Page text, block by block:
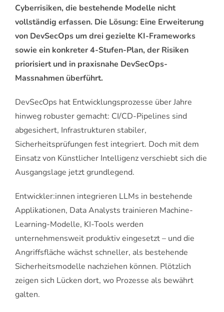
Cyberrisiken, die bestehende Modelle nicht
vollständig erfassen. Die Lösung: Eine Erweiterung
von DevSecOps um drei gezielte KI-Frameworks
sowie ein konkreter 4-Stufen-Plan, der Risiken
priorisiert und in praxisnahe DevSecOps-
Massnahmen überführt.
DevSecOps hat Entwicklungsprozesse über Jahre
hinweg robuster gemacht: CI/CD-Pipelines sind
abgesichert, Infrastrukturen stabiler,
Sicherheitsprüfungen fest integriert. Doch mit dem
Einsatz von Künstlicher Intelligenz verschiebt sich die
Ausgangslage jetzt grundlegend.
Entwickler:innen integrieren LLMs in bestehende
Applikationen, Data Analysts trainieren Machine-
Learning-Modelle, KI-Tools werden
unternehmensweit produktiv eingesetzt – und die
Angriffsfläche wächst schneller, als bestehende
Sicherheitsmodelle nachziehen können. Plötzlich
zeigen sich Lücken dort, wo Prozesse als bewährt
galten.